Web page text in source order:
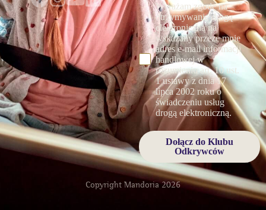
Wyrażam zgodę na
otrzymywanie drogą
elektroniczną na
wskazany przeze mnie
adres e-mail informacji
handlowej w
rozumieniu art. 10 ust.
1 ustawy z dnia 17
lipca 2002 roku o
świadczeniu usług
drogą elektroniczną.
Dołącz do Klubu
Odkrywców
Copyright Mandoria 2026